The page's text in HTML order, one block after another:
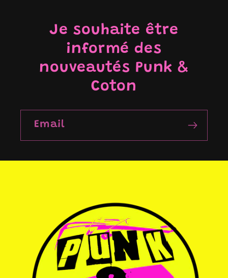
Je souhaite être
informé des
nouveautés Punk &
Coton
Email